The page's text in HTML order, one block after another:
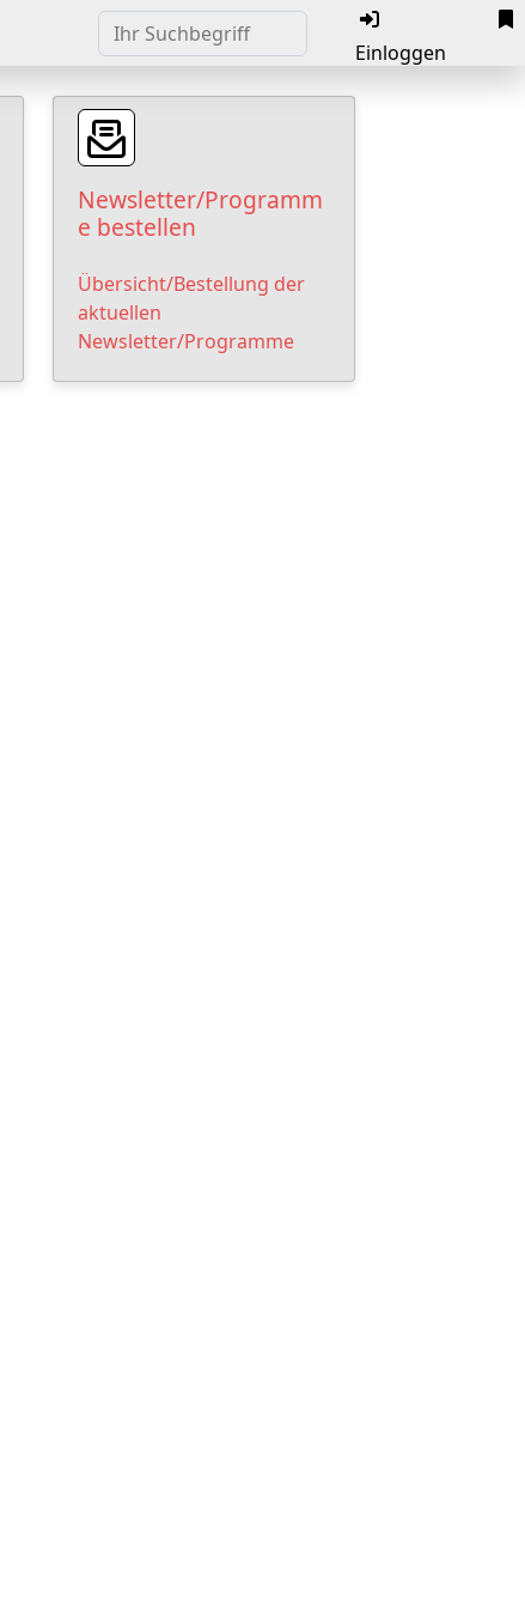
Einloggen
Newsletter/Programm
e bestellen
Übersicht/Bestellung der
aktuellen
Newsletter/Programme